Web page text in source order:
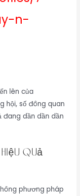
n-
lên của
hội, số đông quan
đang dần dần dần
quả
phương pháp